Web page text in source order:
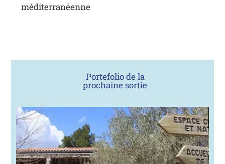
méditerranéenne
Portefolio de la
prochaine sortie